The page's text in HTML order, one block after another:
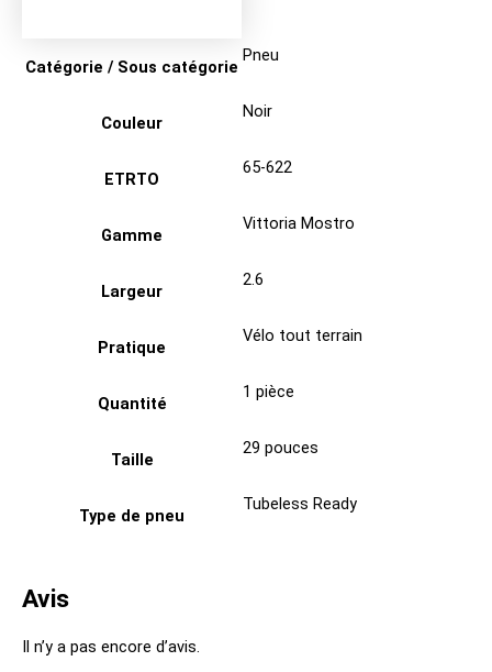
Catégorie / Sous catégorie
Pneu
Couleur
Noir
ETRTO
65-622
Gamme
Vittoria Mostro
Largeur
2.6
Pratique
Vélo tout terrain
Quantité
1 pièce
Taille
29 pouces
Type de pneu
Tubeless Ready
Avis
Il n’y a pas encore d’avis.